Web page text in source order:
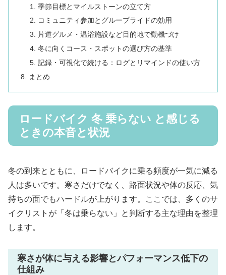
季節目標とマイルストーンの立て方
コミュニティ参加とグループライドの効用
片道グルメ・温浴施設など目的地で動機づけ
冬に向くコース・スポットの選び方の基準
記録・可視化で続ける：ログとリマインドの使い方
まとめ
ロードバイク 冬 乗らない と感じる
ときの本音と状況
冬の到来とともに、ロードバイクに乗る頻度が一気に減る
人は多いです。寒さだけでなく、路面状況や体の反応、気
持ちの面でもハードルが上がります。ここでは、多くのサ
イクリストが「冬は乗らない」と判断する主な理由を整理
します。
寒さが体に与える影響とパフォーマンス低下の
仕組み